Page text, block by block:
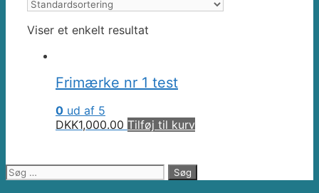
Viser et enkelt resultat
Frimærke nr 1 test
0 ud af 5
DKK1,000.00 Tilføj til kurv
Søg
efter: